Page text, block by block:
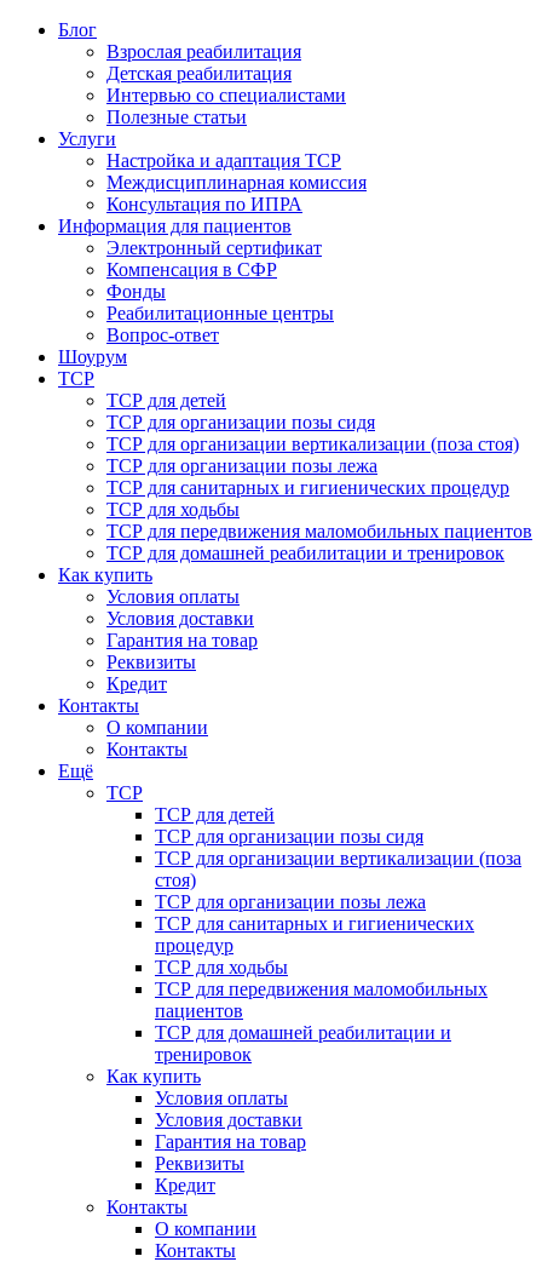
Блог
Взрослая реабилитация
Детская реабилитация
Интервью со специалистами
Полезные статьи
Услуги
Настройка и адаптация ТСР
Междисциплинарная комиссия
Консультация по ИПРА
Информация для пациентов
Электронный сертификат
Компенсация в СФР
Фонды
Реабилитационные центры
Вопрос-ответ
Шоурум
ТСР
ТСР для детей
ТСР для организации позы сидя
ТСР для организации вертикализации (поза стоя)
ТСР для организации позы лежа
ТСР для санитарных и гигиенических процедур
ТСР для ходьбы
ТСР для передвижения маломобильных пациентов
ТСР для домашней реабилитации и тренировок
Как купить
Условия оплаты
Условия доставки
Гарантия на товар
Реквизиты
Кредит
Контакты
О компании
Контакты
Ещё
ТСР
ТСР для детей
ТСР для организации позы сидя
ТСР для организации вертикализации (поза
стоя)
ТСР для организации позы лежа
ТСР для санитарных и гигиенических
процедур
ТСР для ходьбы
ТСР для передвижения маломобильных
пациентов
ТСР для домашней реабилитации и
тренировок
Как купить
Условия оплаты
Условия доставки
Гарантия на товар
Реквизиты
Кредит
Контакты
О компании
Контакты